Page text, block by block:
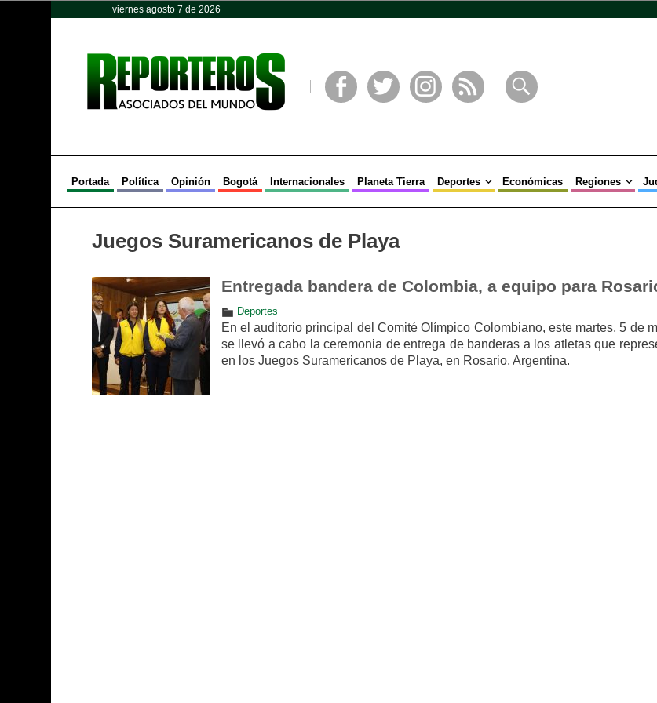
viernes agosto 7 de 2026
Portada Política Opinión Bogotá Internacionales Planeta Tierra Deportes Económicas Regiones
Juegos Suramericanos de Playa
Entregada bandera de Colombia, a equipo para
Deportes
En el auditorio principal del Comité Olímpico Colombiano, este martes, 5 de
se llevó a cabo la ceremonia de entrega de banderas a los atletas que
en los Juegos Suramericanos de Playa, en Rosario, Argentina.
Opinión Política